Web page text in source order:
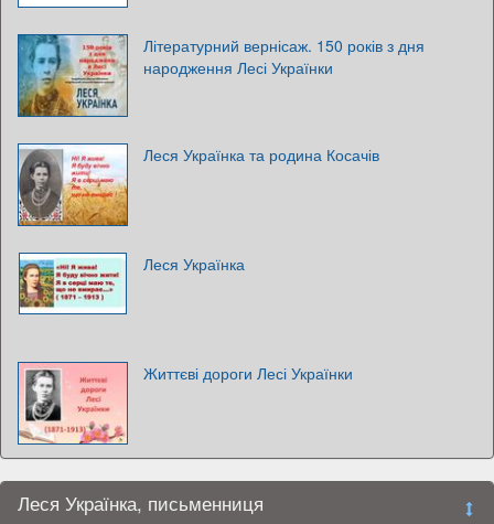
Літературний вернісаж. 150 років з дня
народження Лесі Українки
Леся Українка та родина Косачів
Леся Українка
Життєві дороги Лесі Українки
Леся Українка, письменниця